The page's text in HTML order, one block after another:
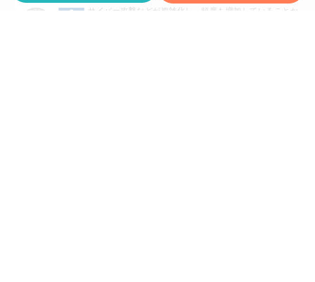
サイバー攻撃などが複雑化し、頻度も増加していることか